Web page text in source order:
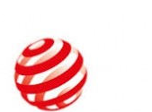
Signia Silk IX
DomesOnderhoudsartikelen